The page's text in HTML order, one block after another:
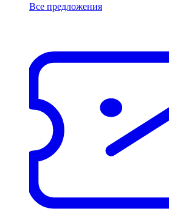
Все предложения